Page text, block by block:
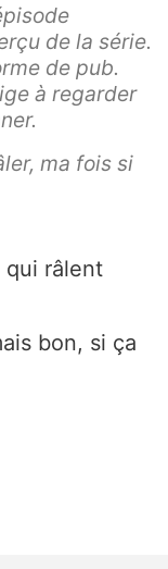
de la série.
de pub.
à regarder
ma fois si
qui râlent
bon, si ça